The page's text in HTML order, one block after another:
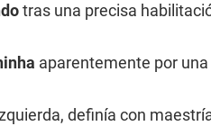
tras una precisa
aparentemente por
definía con